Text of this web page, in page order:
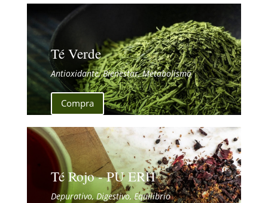
Té Verde
Antioxidante, Bienestar, Metabolismo
Compra
Té Rojo - PU ERH
Depurativo, Digestivo, Equilibrio